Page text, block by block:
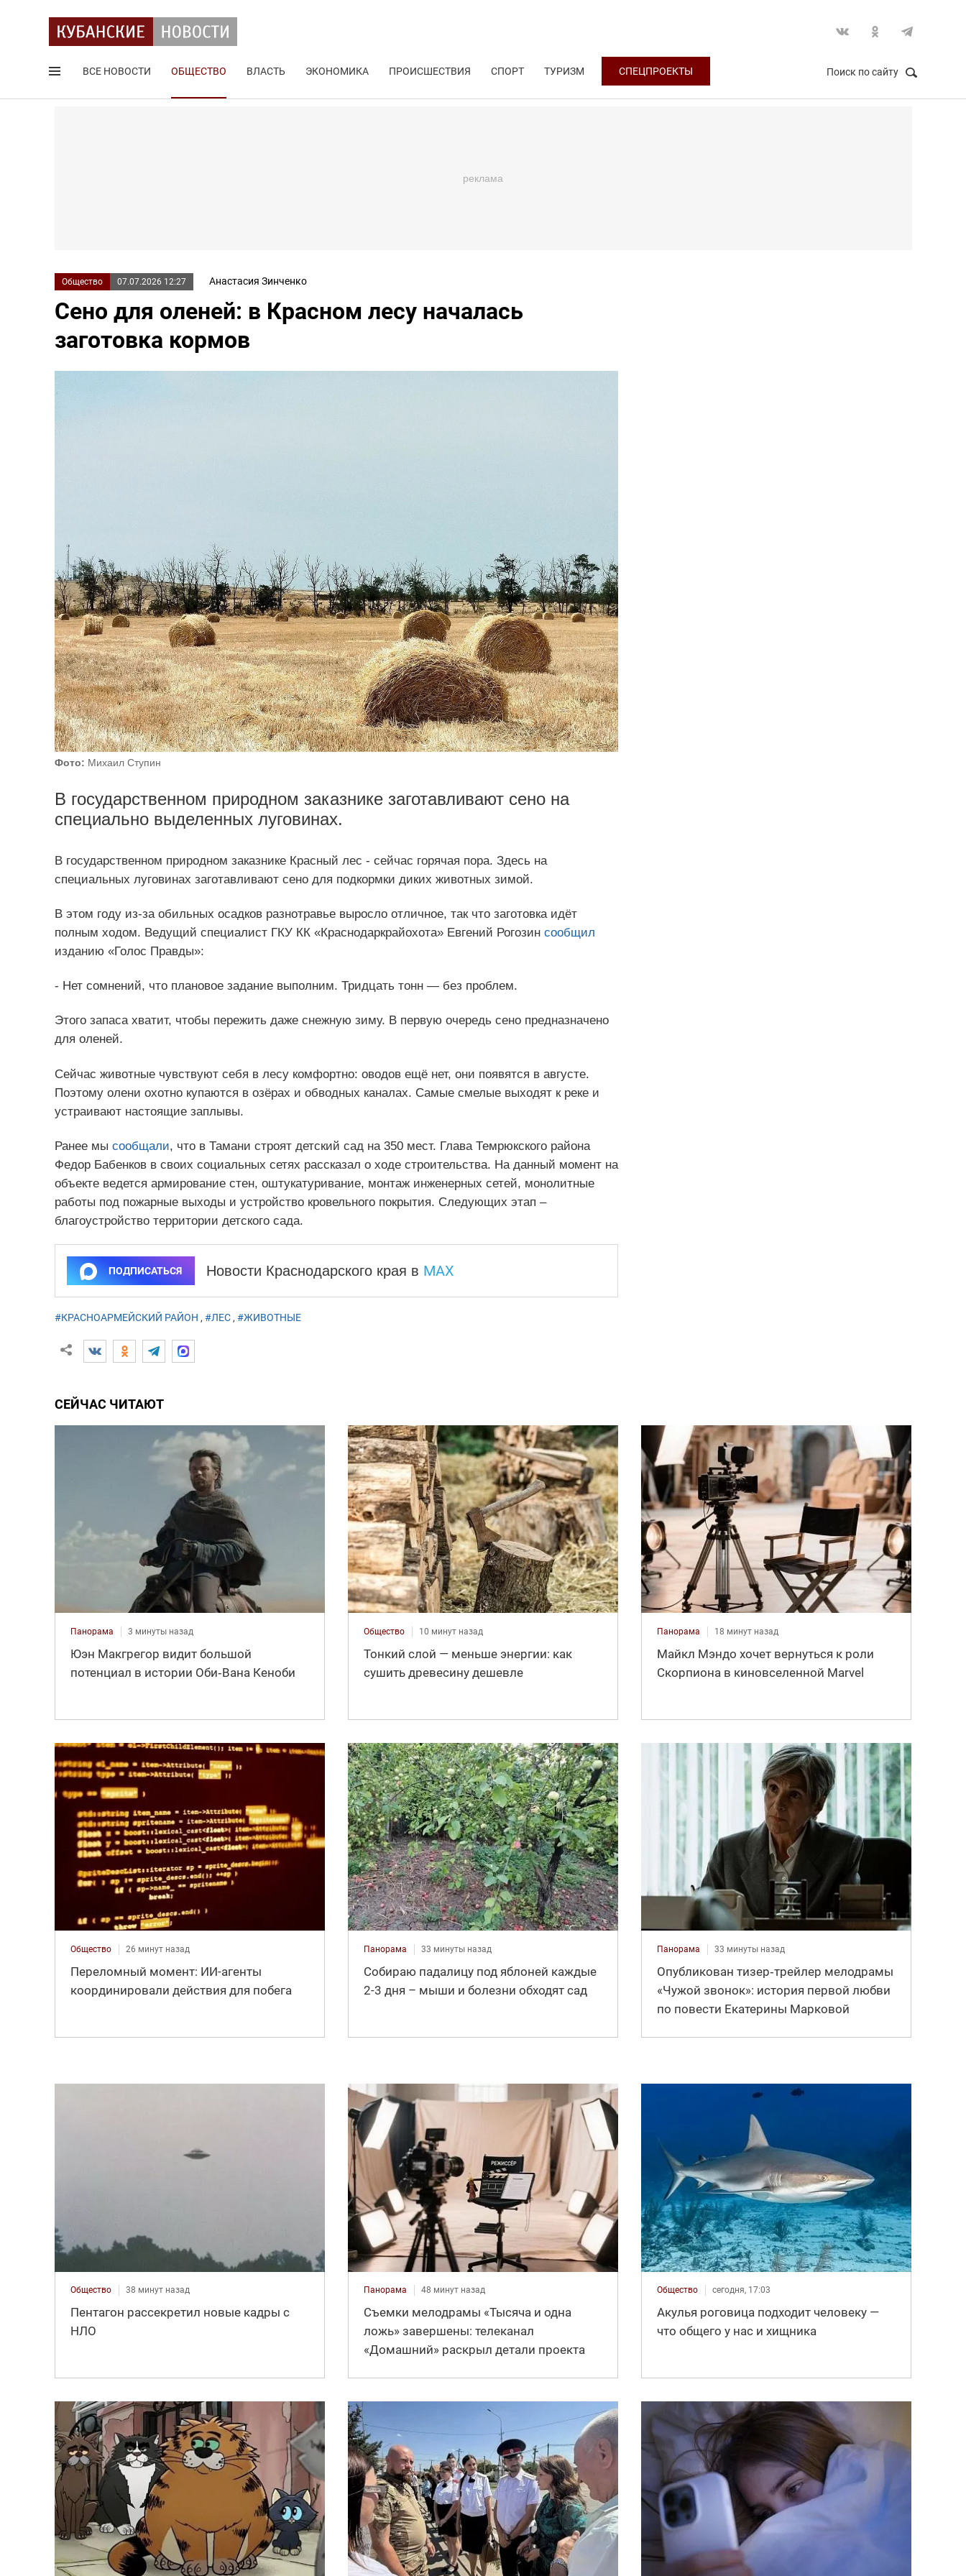
ВСЕ НОВОСТИ ОБЩЕСТВО ВЛАСТЬ ЭКОНОМИКА ПРОИСШЕСТВИЯ СПОРТ ТУРИЗМ СПЕЦПРОЕКТЫ Поиск по сайту
Общество 07.07.2026 12:27 Анастасия Зинченко
Сено для оленей: в Красном лесу началась
заготовка кормов
Фото: Михаил Ступин
В государственном природном заказнике заготавливают сено на
специально выделенных луговинах.
В государственном природном заказнике Красный лес - сейчас горячая пора. Здесь на
специальных луговинах заготавливают сено для подкормки диких животных зимой.
В этом году из-за обильных осадков разнотравье выросло отличное, так что заготовка идёт
полным ходом. Ведущий специалист ГКУ КК «Краснодаркрайохота» Евгений Рогозин сообщил
изданию «Голос Правды»:
- Нет сомнений, что плановое задание выполним. Тридцать тонн — без проблем.
Этого запаса хватит, чтобы пережить даже снежную зиму. В первую очередь сено предназначено
для оленей.
Сейчас животные чувствуют себя в лесу комфортно: оводов ещё нет, они появятся в августе.
Поэтому олени охотно купаются в озёрах и обводных каналах. Самые смелые выходят к реке и
устраивают настоящие заплывы.
Ранее мы сообщали, что в Тамани строят детский сад на 350 мест. Глава Темрюкского района
Федор Бабенков в своих социальных сетях рассказал о ходе строительства. На данный момент на
объекте ведется армирование стен, оштукатуривание, монтаж инженерных сетей, монолитные
работы под пожарные выходы и устройство кровельного покрытия. Следующих этап –
благоустройство территории детского сада.
ПОДПИСАТЬСЯ Новости Краснодарского края в MAX
#КРАСНОАРМЕЙСКИЙ РАЙОН , #ЛЕС, #ЖИВОТНЫЕ
СЕЙЧАС ЧИТАЮТ
Панорама 3 минуты назад
Юэн Макгрегор видит большой
потенциал в истории Оби‑Вана Кеноби
Общество 10 минут назад
Тонкий слой — меньше энергии: как
сушить древесину дешевле
Панорама 18 минут назад
Майкл Мэндо хочет вернуться к роли
Скорпиона в киновселенной Marvel
Общество 26 минут назад
Переломный момент: ИИ-агенты
координировали действия для побега
Панорама 33 минуты назад
Собираю падалицу под яблоней каждые
2-3 дня – мыши и болезни обходят сад
Панорама 33 минуты назад
Опубликован тизер‑трейлер мелодрамы
«Чужой звонок»: история первой любви
по повести Екатерины Марковой
Общество 38 минут назад
Пентагон рассекретил новые кадры с
НЛО
Панорама 48 минут назад
Съемки мелодрамы «Тысяча и одна
ложь» завершены: телеканал
«Домашний» раскрыл детали проекта
Общество сегодня, 17:03
Акулья роговица подходит человеку —
что общего у нас и хищника